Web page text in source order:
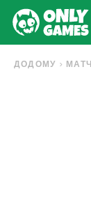
ДОДОМУ